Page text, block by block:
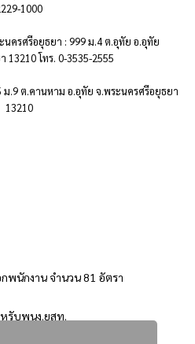
1000
ครศรีอยุธยา : 999 ม.4 ต.อุทัย อ.อุทัย
13210 โทร. 0-3535-2555
.9 ต.คานหาม อ.อุทัย จ.พระนครศรีอยุธยา
13210
พนักงาน จำนวน 81 อัตรา
หรับพนง.ยสท.